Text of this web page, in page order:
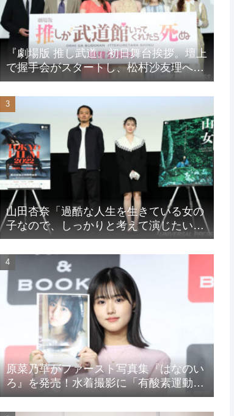
『劇場版 推し武道』初日舞台挨拶。壇上
で握手会がスタートし、松村沙友理への
想いをアピール！？
山田杏奈「過酷な人生を生きている女の
子なので、しっかりと考えて演じたいな
と」映画『山女』東京国際映画祭Q&A
原菜乃華がファースト写真集『はなのい
ろ』を発売！水着撮影に「有酸素運動と
筋トレを頑張りました」